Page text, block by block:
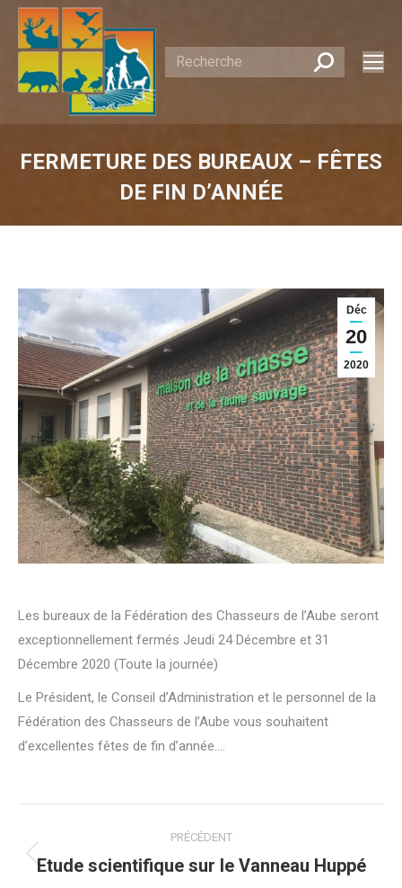
Recherche
:
FERMETURE DES BUREAUX – FÊTES
DE FIN D’ANNÉE
Déc
20
2020
Les bureaux de la Fédération des Chasseurs de l’Aube seront
exceptionnellement fermés Jeudi 24 Décembre et 31
Décembre 2020 (Toute la journée)
Le Président, le Conseil d’Administration et le personnel de la
Fédération des Chasseurs de l’Aube vous souhaitent
d’excellentes fêtes de fin d’année….
article
PRÉCÉDENT
Article
Etude scientifique sur le Vanneau Huppé